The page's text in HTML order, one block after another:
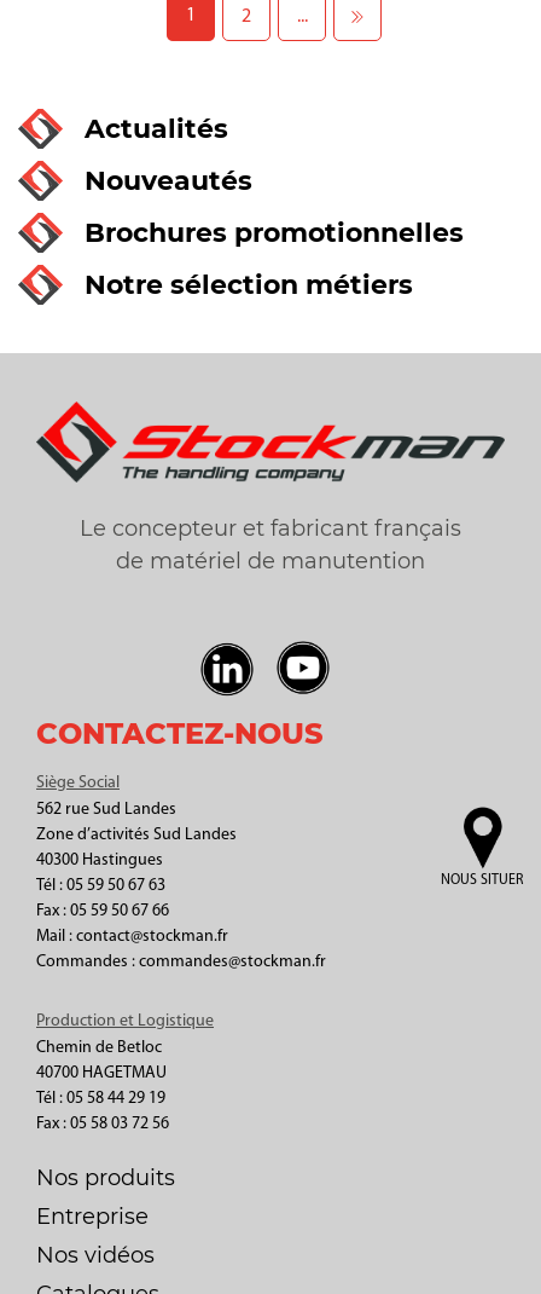
1 2 ...
Actualités
Nouveautés
Brochures promotionnelles
Notre sélection métiers
Le concepteur et fabricant français
de matériel de manutention
CONTACTEZ-NOUS
Siège Social
562 rue Sud Landes
Zone d’activités Sud Landes
40300 Hastingues
Tél : 05 59 50 67 63
Fax : 05 59 50 67 66
Mail : contact@stockman.fr
Commandes : commandes@stockman.fr
NOUS SITUER
Production et Logistique
Chemin de Betloc
40700 HAGETMAU
Tél : 05 58 44 29 19
Fax : 05 58 03 72 56
Nos produits
Entreprise
Nos vidéos